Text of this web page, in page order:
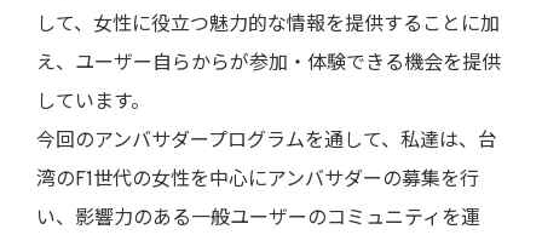
して、女性に役立つ魅力的な情報を提供することに加
え、ユーザー自らからが参加・体験できる機会を提供
しています。
今回のアンバサダープログラムを通して、私達は、台
湾のF1世代の女性を中心にアンバサダーの募集を行
い、影響力のある一般ユーザーのコミュニティを運